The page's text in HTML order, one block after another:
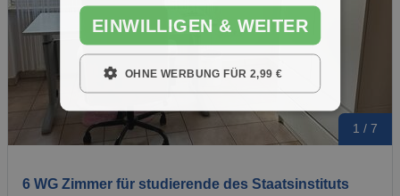
1 / 7
6 WG Zimmer für studierende des Staatsinstituts
EINWILLIGEN & WEITER
OHNE WERBUNG FÜR 2,99 €